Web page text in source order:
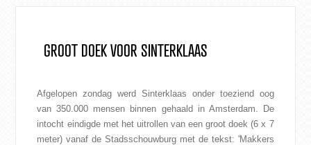
PRODUCTEN
DIENSTEN
OVER ONS
GROOT DOEK VOOR SINTERKLAAS
Afgelopen zondag werd Sinterklaas onder toeziend oog
van 350.000 mensen binnen gehaald in Amsterdam. De
intocht eindigde met het uitrollen van een groot doek (6 x 7
meter) vanaf de Stadsschouwburg met de tekst: 'Makkers